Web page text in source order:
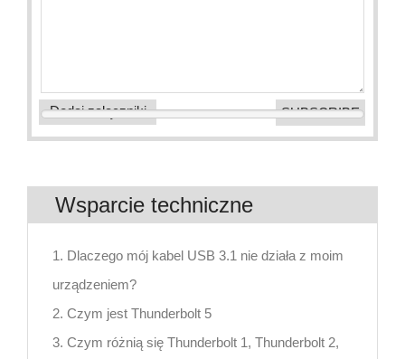
Dodaj załączniki
Wsparcie techniczne
1. Dlaczego mój kabel USB 3.1 nie działa z moim
urządzeniem?
2. Czym jest Thunderbolt 5
3. Czym różnią się Thunderbolt 1, Thunderbolt 2,